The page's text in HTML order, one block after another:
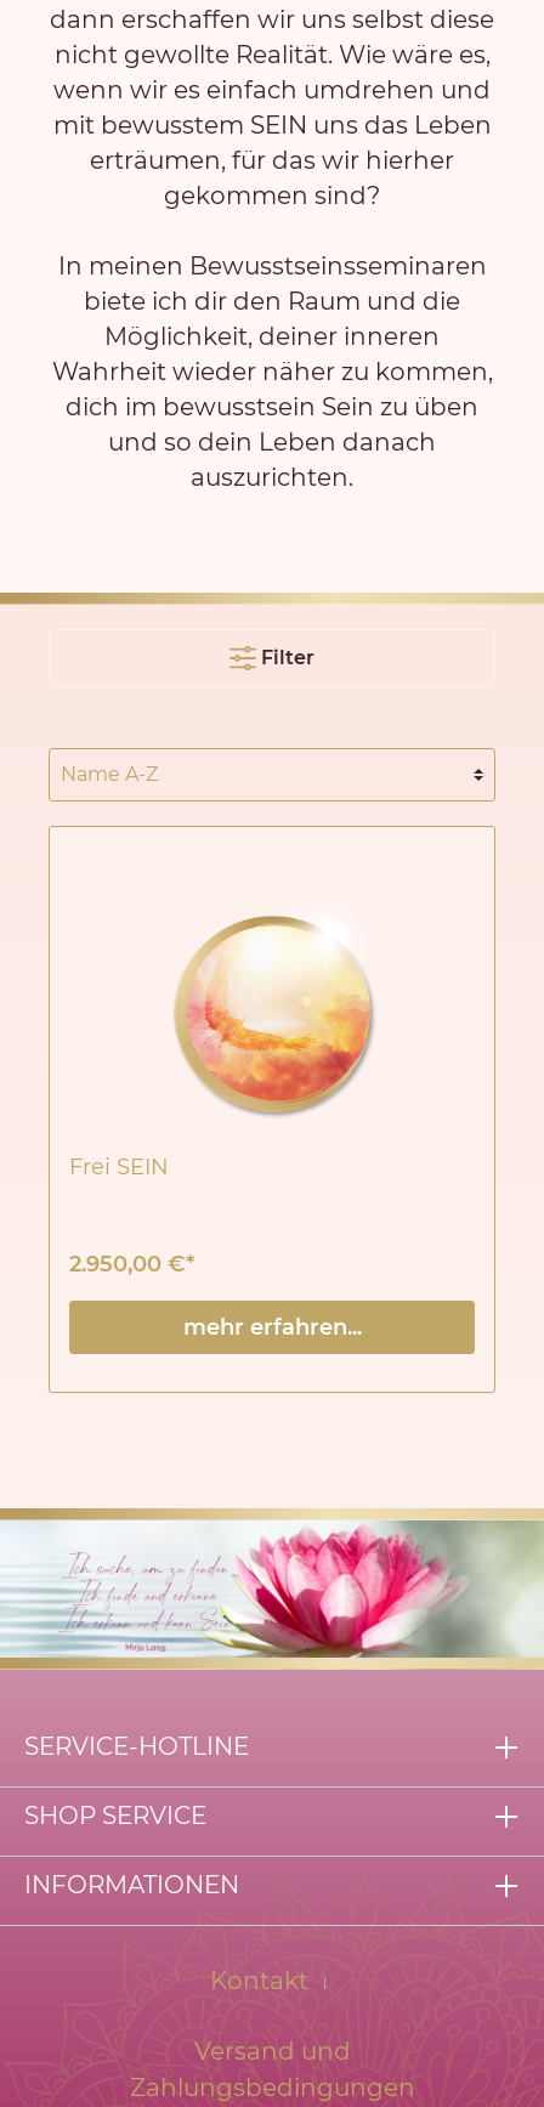
dann erschaffen wir uns selbst diese
nicht gewollte Realität. Wie wäre es,
wenn wir es einfach umdrehen und
mit bewusstem SEIN uns das Leben
erträumen, für das wir hierher
gekommen sind?
In meinen Bewusstseinsseminaren
biete ich dir den Raum und die
Möglichkeit, deiner inneren
Wahrheit wieder näher zu kommen,
dich im bewusstsein Sein zu üben
und so dein Leben danach
auszurichten.
Filter
Frei SEIN
2.950,00 €*
mehr erfahren...
SERVICE-HOTLINE
SHOP SERVICE
INFORMATIONEN
Kontakt
Versand und
Zahlungsbedingungen